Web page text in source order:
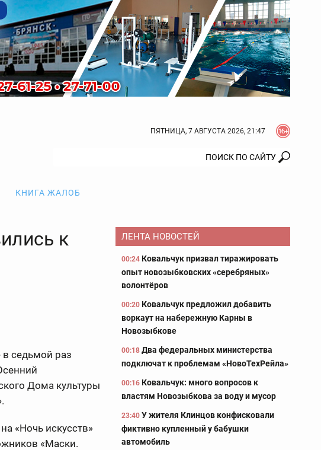
ПЯТНИЦА, 7 АВГУСТА 2026, 21:47
КНИГА ЖАЛОБ
к
в седьмой раз
Дома культуры
«Ночь искусств»
«Маски.
ЛЕНТА НОВОСТЕЙ
00:24 Ковальчук призвал тиражировать
опыт новозыбковских «серебряных»
волонтёров
00:20 Ковальчук предложил добавить
воркаут на набережную Карны в
Новозыбкове
00:18 Два федеральных министерства
подключат к проблемам «НовоТехРейла»
00:16 Ковальчук: много вопросов к
властям Новозыбкова за воду и мусор
23:40 У жителя Клинцов конфисковали
фиктивно купленный у бабушки
автомобиль